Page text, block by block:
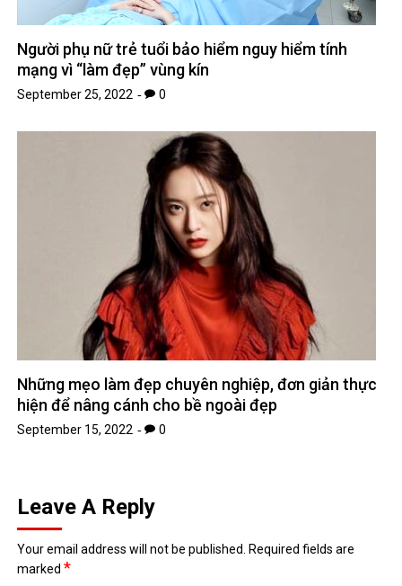
Người phụ nữ trẻ tuổi bảo hiểm nguy hiểm tính
mạng vì “làm đẹp” vùng kín
September 25, 2022 0
Những mẹo làm đẹp chuyên nghiệp, đơn giản thực
hiện để nâng cánh cho bề ngoài đẹp
September 15, 2022 0
Leave A Reply
Your email address will not be published.
Required fields are
marked*